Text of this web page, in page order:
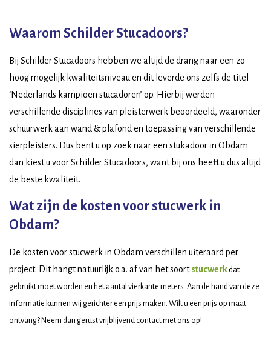
Waarom Schilder Stucadoors?
Bij Schilder Stucadoors hebben we altijd de drang naar een zo
hoog mogelijk kwaliteitsniveau en dit leverde ons zelfs de titel
‘Nederlands kampioen stucadoren’ op. Hierbij werden
verschillende disciplines van pleisterwerk beoordeeld, waaronder
schuurwerk aan wand & plafond en toepassing van verschillende
sierpleisters. Dus bent u op zoek naar een stukadoor in Obdam
dan kiest u voor Schilder Stucadoors, want bij ons heeft u dus altijd
de beste kwaliteit.
Wat zijn de kosten voor stucwerk in
Obdam?
De kosten voor stucwerk in Obdam verschillen uiteraard per
project. Dit hangt natuurlijk o.a. af van het soortstucwerkdat
gebruikt moet worden en het aantal vierkante meters. Aan de hand van deze
informatie kunnen wij gerichter een prijs maken. Wilt u een prijs op maat
ontvang? Neem dan gerust vrijblijvend contact met ons op!